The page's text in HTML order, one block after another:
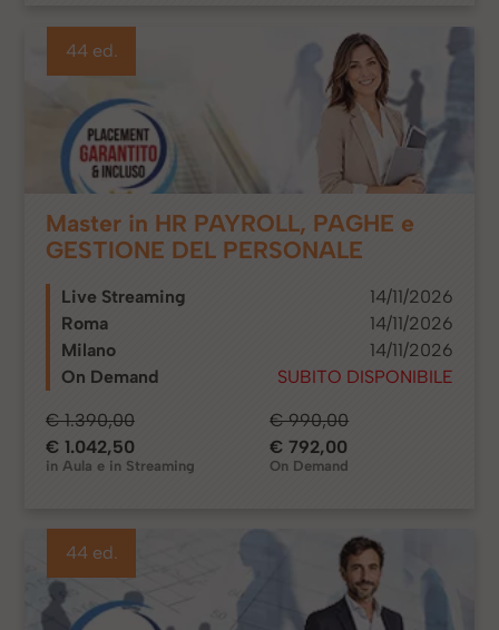
44 ed.
Master in HR PAYROLL, PAGHE e
GESTIONE DEL PERSONALE
Live Streaming
14/11/2026
Roma
14/11/2026
Milano
14/11/2026
On Demand
SUBITO DISPONIBILE
€ 1.390,00
€ 1.042,50
in Aula e in Streaming
€ 990,00
€ 792,00
On Demand
44 ed.